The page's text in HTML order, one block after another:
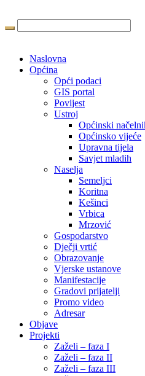
Naslovna
Općina
Opći podaci
GIS portal
Povijest
Ustroj
Općinski
Općinsko vijeće
Upravna tijela
Savjet mladih
Naselja
Semeljci
Koritna
Kešinci
Vrbica
Mrzović
Gospodarstvo
Dječji vrtić
Obrazovanje
Vjerske ustanove
Manifestacije
Gradovi prijatelji
Promo video
Adresar
Objave
Projekti
Zaželi – faza I
Zaželi – faza II
Zaželi – faza III